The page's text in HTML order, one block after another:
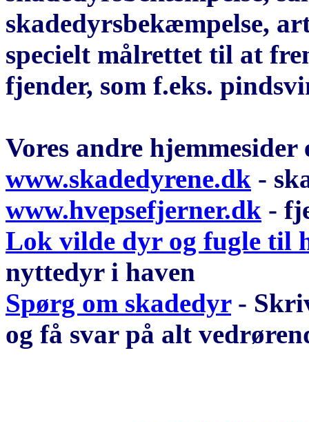
skadedyrsbekæmpelse,
specielt målrettet til at
fjender, som f.eks.
Vores andre hjemmesider
www.skadedyrene.dk -
www.hvepsefjerner.dk -
Lok vilde dyr og fugle til
nyttedyr i haven
Spørg om skadedyr-
og få svar på alt